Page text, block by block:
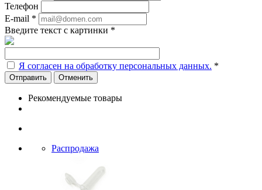
Телефон
E-mail *
Введите текст с картинки *
Я согласен на обработку персональных данных. *
Отменить
Рекомендуемые товары
Распродажа